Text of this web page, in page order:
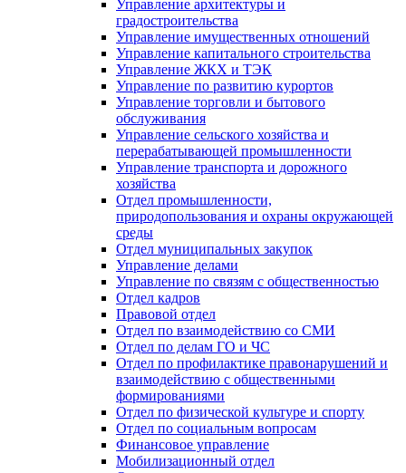
Управление архитектуры и
градостроительства
Управление имущественных отношений
Управление капитального строительства
Управление ЖКХ и ТЭК
Управление по развитию курортов
Управление торговли и бытового
обслуживания
Управление сельского хозяйства и
перерабатывающей промышленности
Управление транспорта и дорожного
хозяйства
Отдел промышленности,
природопользования и охраны окружающей
среды
Отдел муниципальных закупок
Управление делами
Управление по связям с общественностью
Отдел кадров
Правовой отдел
Отдел по взаимодействию со СМИ
Отдел по делам ГО и ЧС
Отдел по профилактике правонарушений и
взаимодействию с общественными
формированиями
Отдел по физической культуре и спорту
Отдел по социальным вопросам
Финансовое управление
Мобилизационный отдел